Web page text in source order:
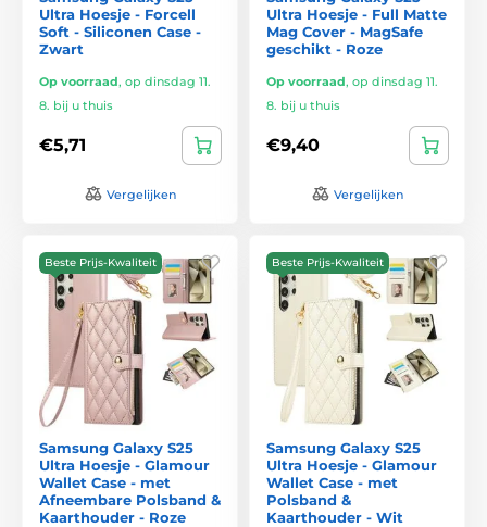
Ultra Hoesje - Forcell
Soft - Siliconen Case -
Zwart
Op voorraad, op dinsdag 11.
8. bij u thuis
€5,71
Vergelijken
Ultra Hoesje - Full Matte
Mag Cover - MagSafe
geschikt - Roze
Op voorraad, op dinsdag 11.
8. bij u thuis
€9,40
Vergelijken
Beste Prijs-Kwaliteit
Samsung Galaxy S25
Ultra Hoesje - Glamour
Wallet Case - met
Afneembare Polsband &
Kaarthouder - Roze
Beste Prijs-Kwaliteit
Samsung Galaxy S25
Ultra Hoesje - Glamour
Wallet Case - met
Polsband &
Kaarthouder - Wit